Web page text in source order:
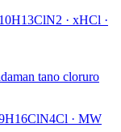
· xHCl ·
tano cloruro
· MW